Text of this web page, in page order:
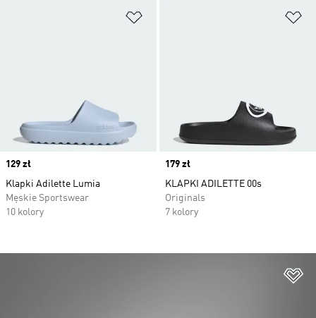
Price
129 zł
Klapki Adilette Lumia
Męskie Sportswear
10 kolory
Price
179 zł
KLAPKI ADILETTE 00s
Originals
7 kolory